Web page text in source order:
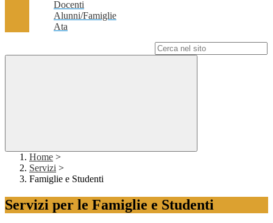
Docenti
Alunni/Famiglie
Ata
Home >
Servizi >
Famiglie e Studenti
Servizi per le Famiglie e Studenti